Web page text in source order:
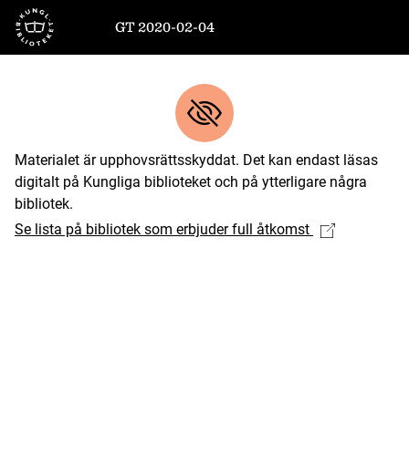
Till startsidan
GT 2020-02-04
Materialet är upphovsrättsskyddat. Det kan endast läsas
digitalt på Kungliga biblioteket och på ytterligare några
bibliotek.
Se lista på bibliotek som erbjuder full åtkomst